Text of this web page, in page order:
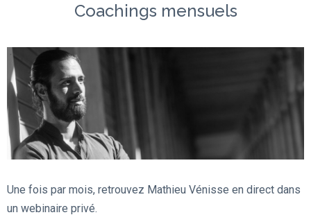
Coachings mensuels
Une fois par mois, retrouvez Mathieu Vénisse en direct dans
un webinaire privé.